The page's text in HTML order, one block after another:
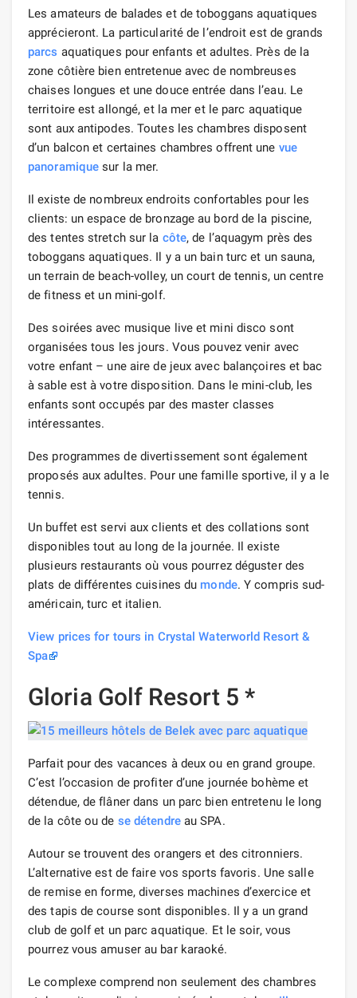
Les amateurs de balades et de toboggans aquatiques
apprécieront. La particularité de l’endroit est de grands
parcs aquatiques pour enfants et adultes. Près de la
zone côtière bien entretenue avec de nombreuses
chaises longues et une douce entrée dans l’eau. Le
territoire est allongé, et la mer et le parc aquatique
sont aux antipodes. Toutes les chambres disposent
d’un balcon et certaines chambres offrent une vue
panoramique sur la mer.
Il existe de nombreux endroits confortables pour les
clients: un espace de bronzage au bord de la piscine,
des tentes stretch sur la côte, de l’aquagym près des
toboggans aquatiques. Il y a un bain turc et un sauna,
un terrain de beach-volley, un court de tennis, un centre
de fitness et un mini-golf.
Des soirées avec musique live et mini disco sont
organisées tous les jours. Vous pouvez venir avec
votre enfant – une aire de jeux avec balançoires et bac
à sable est à votre disposition. Dans le mini-club, les
enfants sont occupés par des master classes
intéressantes.
Des programmes de divertissement sont également
proposés aux adultes. Pour une famille sportive, il y a le
tennis.
Un buffet est servi aux clients et des collations sont
disponibles tout au long de la journée. Il existe
plusieurs restaurants où vous pourrez déguster des
plats de différentes cuisines du monde. Y compris sud-
américain, turc et italien.
View prices for tours in Crystal Waterworld Resort &
Spa
Gloria Golf Resort 5 *
Parfait pour des vacances à deux ou en grand groupe.
C’est l’occasion de profiter d’une journée bohème et
détendue, de flâner dans un parc bien entretenu le long
de la côte ou de se détendreau SPA.
Autour se trouvent des orangers et des citronniers.
L’alternative est de faire vos sports favoris. Une salle
de remise en forme, diverses machines d’exercice et
des tapis de course sont disponibles. Il y a un grand
club de golf et un parc aquatique. Et le soir, vous
pourrez vous amuser au bar karaoké.
Le complexe comprend non seulement des chambres